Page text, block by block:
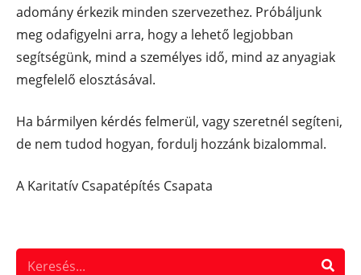
adomány érkezik minden szervezethez. Próbáljunk
meg odafigyelni arra, hogy a lehető legjobban
segítségünk, mind a személyes idő, mind az anyagiak
megfelelő elosztásával.
Ha bármilyen kérdés felmerül, vagy szeretnél segíteni,
de nem tudod hogyan, fordulj hozzánk bizalommal.
A Karitatív Csapatépítés Csapata